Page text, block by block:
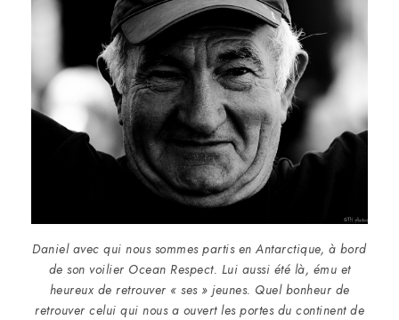
Daniel avec qui nous sommes partis en Antarctique, à bord
de son voilier Ocean Respect. Lui aussi été là, ému et
heureux de retrouver « ses » jeunes. Quel bonheur de
retrouver celui qui nous a ouvert les portes du continent de